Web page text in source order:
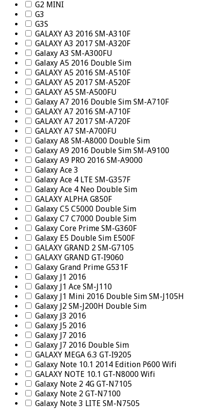
G2 MINI
G3
G3S
GALAXY A3 2016 SM-A310F
GALAXY A3 2017 SM-A320F
Galaxy A3 SM-A300FU
Galaxy A5 2016 Double Sim
GALAXY A5 2016 SM-A510F
GALAXY A5 2017 SM-A520F
GALAXY A5 SM-A500FU
Galaxy A7 2016 Double Sim SM-A710F
GALAXY A7 2016 SM-A710F
GALAXY A7 2017 SM-A720F
GALAXY A7 SM-A700FU
Galaxy A8 SM-A8000 Double Sim
Galaxy A9 2016 Double Sim SM-A9100
Galaxy A9 PRO 2016 SM-A9000
Galaxy Ace 3
Galaxy Ace 4 LTE SM-G357F
Galaxy Ace 4 Neo Double Sim
GALAXY ALPHA G850F
Galaxy C5 C5000 Double Sim
Galaxy C7 C7000 Double Sim
Galaxy Core Prime SM-G360F
Galaxy E5 Double Sim E500F
GALAXY GRAND 2 SM-G7105
GALAXY GRAND GT-I9060
Galaxy Grand Prime G531F
Galaxy J1 2016
Galaxy J1 Ace SM-J110
Galaxy J1 Mini 2016 Double Sim SM-J105H
Galaxy J2 SM-J200H Double Sim
Galaxy J3 2016
Galaxy J5 2016
Galaxy J7 2016
Galaxy J7 2016 Double Sim
GALAXY MEGA 6.3 GT-I9205
Galaxy Note 10.1 2014 Edition P600 Wifi
GALAXY NOTE 10.1 GT-N8000 Wifi
Galaxy Note 2 4G GT-N7105
Galaxy Note 2 GT-N7100
Galaxy Note 3 LITE SM-N7505